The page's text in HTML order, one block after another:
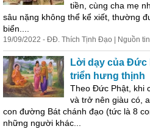
tiền, cùng cha mẹ
sâu nặng không thể kể xiết, thường
biển....
19/09/2022 - ĐĐ. Thích Tịnh Đạo | Nguồn
Lời dạy của Đức
triển hưng thịnh
Theo Đức Phật, khi
và trở nên giàu có,
con đường Bát chánh đạo (tức là 8
những người khác...